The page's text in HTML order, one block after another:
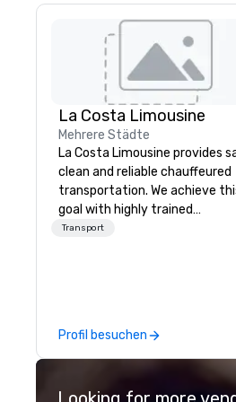
La Costa Limousine
Mehrere Städte
La Costa Limousine provides
clean and reliable chauffeured
transportation. We achieve
goal with highly trained
chauffeurs, the newest vehicles
perfectly maintained fleet of
model luxury vehicles to the
professional team of
Transport
Profil besuchen